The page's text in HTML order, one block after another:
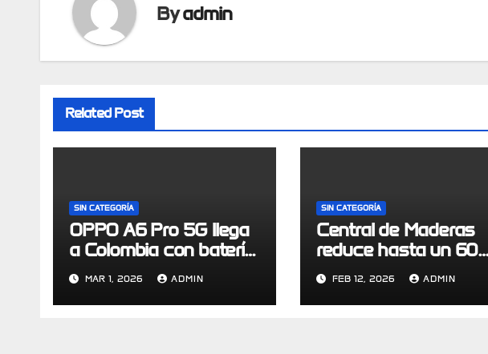
Byadmin
Related Post
SIN CATEGORÍA
OPPO A6 Pro 5G llega
a Colombia con batería
de 6.500 mAh,
certificación IP69 y
resistencia de grado
MAR 1, 2026 ADMIN
SIN CATEGORÍA
Central de Maderas
reduce hasta un
de inversiones en
estibas a través de
modelo de economía
FEB 12, 2026 ADMIN